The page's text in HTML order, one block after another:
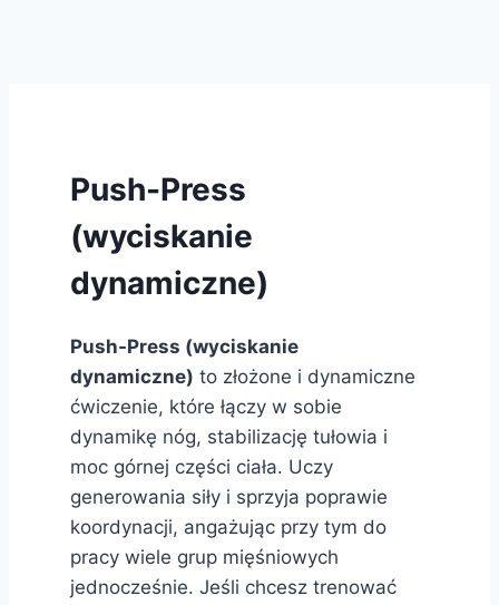
Push-Press
(wyciskanie
dynamiczne)
Push-Press (wyciskanie
dynamiczne) to złożone i dynamiczne
ćwiczenie, które łączy w sobie
dynamikę nóg, stabilizację tułowia i
moc górnej części ciała. Uczy
generowania siły i sprzyja poprawie
koordynacji, angażując przy tym do
pracy wiele grup mięśniowych
jednocześnie. Jeśli chcesz trenować